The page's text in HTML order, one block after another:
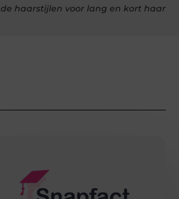
haarstijlen voor lang en kort haar